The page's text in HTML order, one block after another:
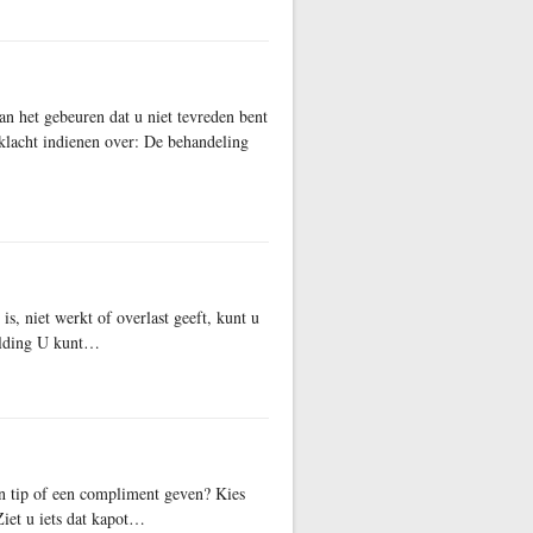
het gebeuren dat u niet tevreden bent
indienen over: De behandeling
niet werkt of overlast geeft, kunt u
U kunt…
tip of een compliment geven? Kies
u iets dat kapot…